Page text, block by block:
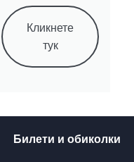
Кликнете
тук
Билети и обиколки